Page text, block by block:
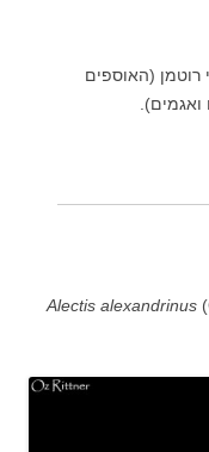
רוטמן (האוספים
ואגמים).
Alectis alexandrinus